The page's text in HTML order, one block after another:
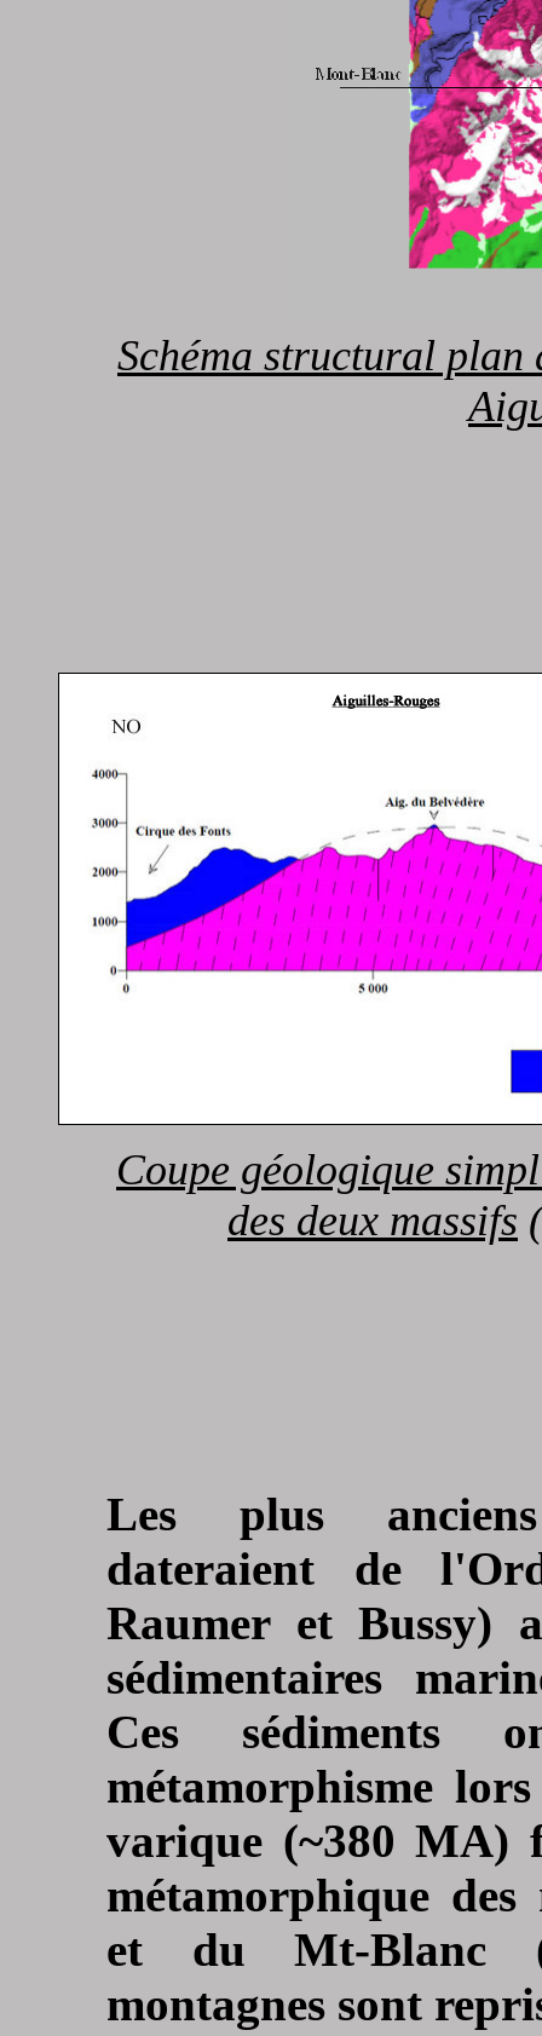
Schéma structural plan
Coupe géologique
des deux massifs
Les plus
dateraient de
Raumer et Bussy)
sédimentaires
Ces sédiments
métamorphisme
varique (~380 MA)
métamorphique des
et du Mt-Blanc
montagnes sont